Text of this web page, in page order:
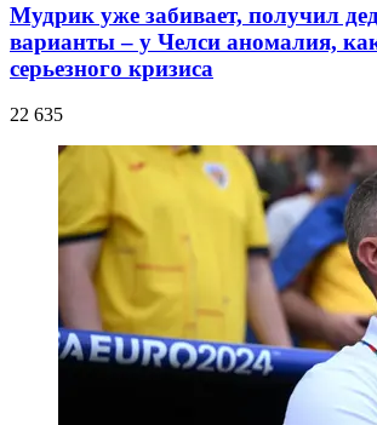
Мудрик уже забивает, получил
варианты – у Челси аномалия,
серьезного кризиса
22 635